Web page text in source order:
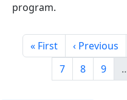
program.
Pagination
First page
« First Previous
‹ Previous
Page
7 Page
8 Page
9